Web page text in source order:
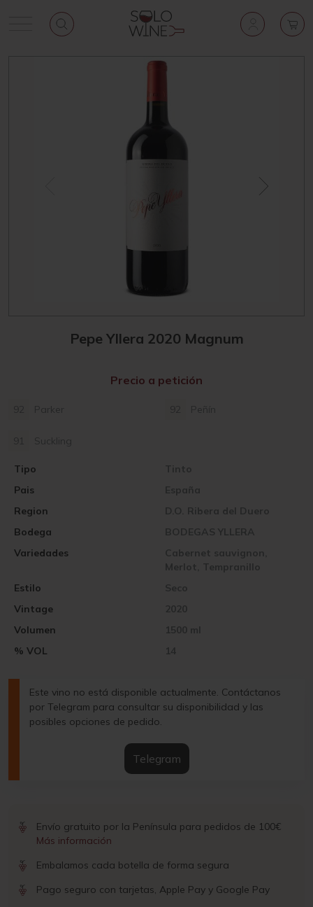
Pepe Yllera 2020 Magnum
Parker Peñín
Suckling
Pais España
Vintage 2020
Region D.O. Ribera del Duero
Volumen 1500 ml
Bodega BODEGAS YLLERA
% VOL 14
Variedades
Cabernet sauvignon,
Merlot, Tempranillo
Estilo
Seco
Tipo Tinto
Precio a petición
Este vino no está disponible actualmente. Contáctanos
por Telegram para consultar su disponibilidad y las
posibles opciones de pedido.
Telegram
Envío gratuito por la Península para pedidos de 100€
Más información
Embalamos cada botella de forma segura
Pago seguro con tarjetas, Apple Pay y Google Pay